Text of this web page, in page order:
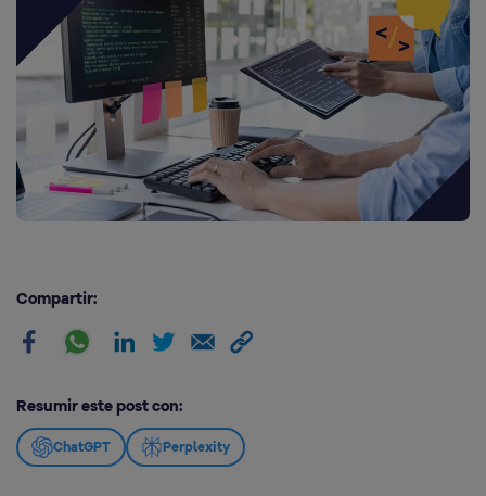
Compartir:
Resumir este post con:
ChatGPT Perplexity